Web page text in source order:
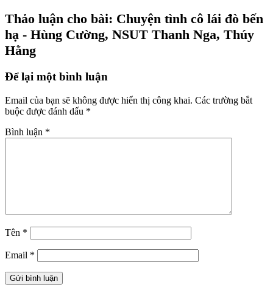
Thảo luận cho bài: Chuyện tình cô lái đò bến
hạ - Hùng Cường, NSUT Thanh Nga, Thúy
Hằng
Để lại một bình luận
Email của bạn sẽ không được hiển thị công khai. Các trường bắt
buộc được đánh dấu *
Bình luận *
Tên *
Email *